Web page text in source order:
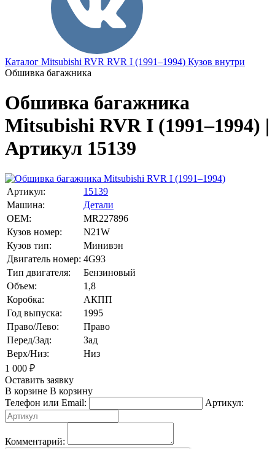
Каталог Mitsubishi RVR RVR I (1991–1994) Кузов внутри
Обшивка багажника
Обшивка багажника
Mitsubishi RVR I (1991–1994) |
Артикул 15139
Артикул:
15139
Машина:
Детали
OEM:
MR227896
Кузов номер:
N21W
Кузов тип:
Минивэн
Двигатель номер: 4G93
Тип двигателя:
Бензиновый
Объем:
1,8
Коробка:
АКПП
Год выпуска:
1995
Право/Лево:
Право
Перед/Зад:
Зад
Верх/Низ:
Низ
1 000 ₽
Оставить заявку
В корзине В корзину
Телефон или Email:
Артикул:
Комментарий: